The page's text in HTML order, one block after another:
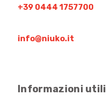
+39 0444 1757700
info@niuko.it
Informazioni utili